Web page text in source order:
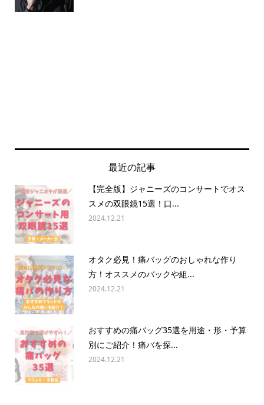
最近の記事
【完全版】ジャニーズのコンサートでオス
スメの双眼鏡15選！口...
2024.12.21
オタク必見！痛バッグのおしゃれな作り
方！オススメのバックや組...
2024.12.21
おすすめの痛バッグ35選を用途・形・予算
別にご紹介！痛バを探...
2024.12.21